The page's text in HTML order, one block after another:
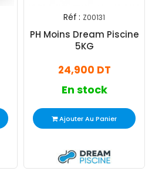
Réf : Z00131
PH Moins Dream Piscine
5KG
24,900 DT
En stock
Ajouter Au Panier